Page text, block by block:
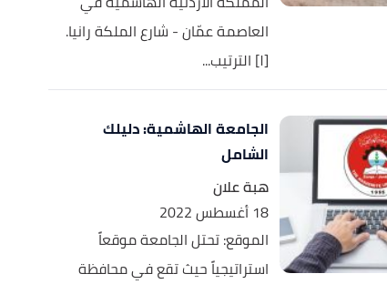
العاصمة عمّان - شارع الملكة رانيا.
[١] الترتيب...
الجامعة الهاشمية: دليلك
الشامل
هبة علان
18 أغسطس 2022
الموقع: تحتل الجامعة موقعاً
استراتيجياً حيث تقع في محافظة